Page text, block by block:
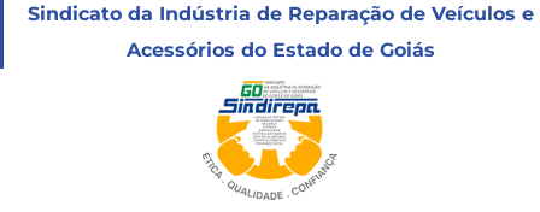
Sindicato da Indústria de Reparação de Veículos e
Acessórios do Estado de Goiás